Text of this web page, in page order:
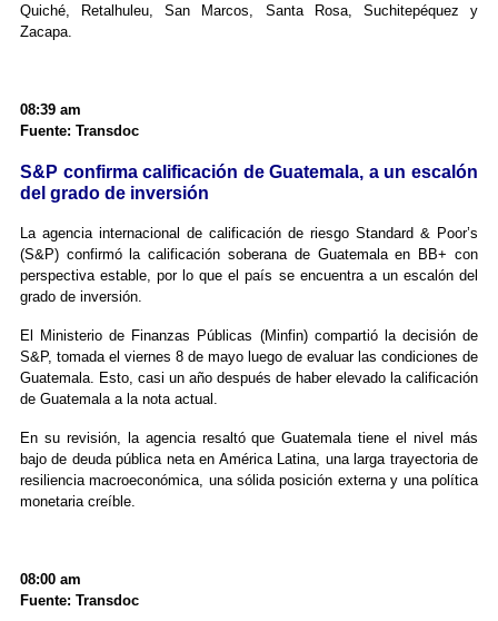
Quiché, Retalhuleu, San Marcos, Santa Rosa, Suchitepéquez y
Zacapa.
08:39 am
Fuente: Transdoc
S&P confirma calificación de Guatemala, a un escalón
del grado de inversión
La agencia internacional de calificación de riesgo Standard & Poor’s
(S&P) confirmó la calificación soberana de Guatemala en BB+ con
perspectiva estable, por lo que el país se encuentra a un escalón del
grado de inversión.
El Ministerio de Finanzas Públicas (Minfin) compartió la decisión de
S&P, tomada el viernes 8 de mayo luego de evaluar las condiciones de
Guatemala. Esto, casi un año después de haber elevado la calificación
de Guatemala a la nota actual.
En su revisión, la agencia resaltó que Guatemala tiene el nivel más
bajo de deuda pública neta en América Latina, una larga trayectoria de
resiliencia macroeconómica, una sólida posición externa y una política
monetaria creíble.
08:00 am
Fuente: Transdoc